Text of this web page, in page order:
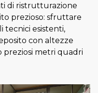
di ristrutturazione
prezioso: sfruttare
tecnici esistenti,
con altezze
preziosi metri quadri